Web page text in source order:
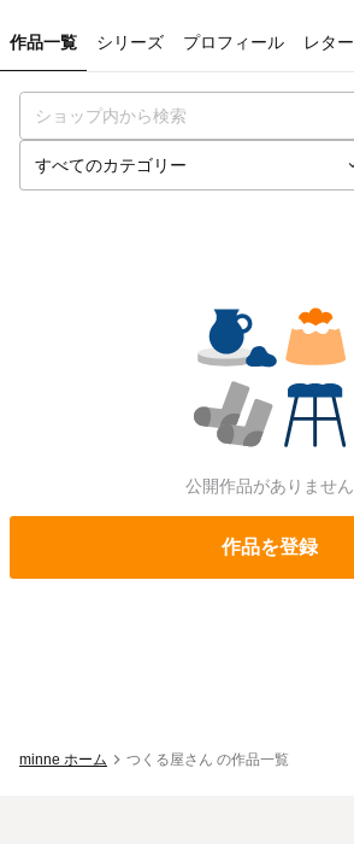
作品一覧 シリーズ プロフィール レター
公開作品がありません
作品を登録
minne ホーム つくる屋さん の作品一覧